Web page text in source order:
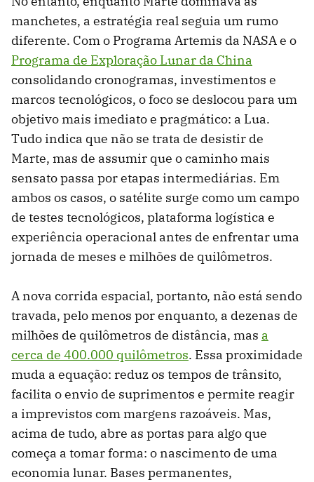
manchetes, a estratégia real seguia um rumo
diferente. Com o Programa Artemis da NASA e o
Programa de Exploração Lunar da China
consolidando cronogramas, investimentos e
marcos tecnológicos, o foco se deslocou para um
objetivo mais imediato e pragmático: a Lua.
Tudo indica que não se trata de desistir de
Marte, mas de assumir que o caminho mais
sensato passa por etapas intermediárias. Em
ambos os casos, o satélite surge como um campo
de testes tecnológicos, plataforma logística e
experiência operacional antes de enfrentar uma
jornada de meses e milhões de quilômetros.
A nova corrida espacial, portanto, não está sendo
travada, pelo menos por enquanto, a dezenas de
milhões de quilômetros de distância, mas a
cerca de 400.000 quilômetros. Essa proximidade
muda a equação: reduz os tempos de trânsito,
facilita o envio de suprimentos e permite reagir
a imprevistos com margens razoáveis. Mas,
acima de tudo, abre as portas para algo que
começa a tomar forma: o nascimento de uma
economia lunar. Bases permanentes,